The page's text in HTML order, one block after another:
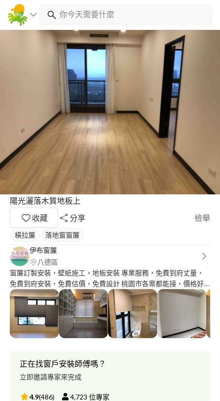
陽光灑落木質地板上
收藏
分享 檢舉
橫拉簾
落地窗窗簾
伊布窗簾
八德區
窗簾訂製安裝，壁紙施工，地板安裝 專業服務，免費到府丈量，
免費到府安裝，免費估價，免費設計 桃園市各案都能接，價格好
談
正在找窗戶安裝師傅嗎？
立即邀請專家來完成
4.9(486) 4,723 位專家